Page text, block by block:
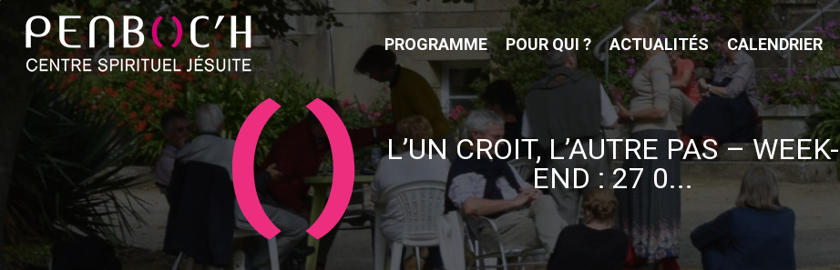
PROGRAMME POUR QUI ? ACTUALITÉS CALENDRIER
L’UN CROIT, L’AUTRE PAS – WEEK-
END : 27 0...